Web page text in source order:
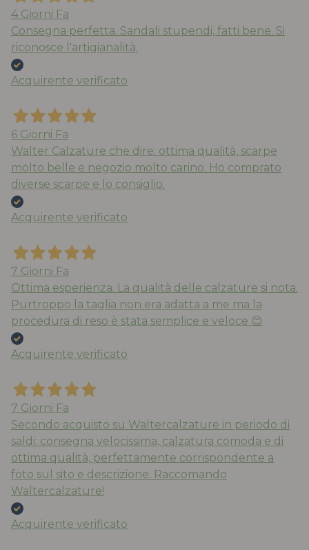
4 Giorni Fa
Consegna perfetta. Sandali stupendi, fatti bene. Si
riconosce l'artigianalità.
Acquirente verificato
6 Giorni Fa
Walter Calzature che dire: ottima qualità, scarpe
molto belle e negozio molto carino. Ho comprato
diverse scarpe e lo consiglio.
Acquirente verificato
7 Giorni Fa
Ottima esperienza. La qualità delle calzature si nota.
Purtroppo la taglia non era adatta a me ma la
procedura di reso è stata semplice e veloce 😊
Acquirente verificato
7 Giorni Fa
Secondo acquisto su Waltercalzature in periodo di
saldi: consegna velocissima, calzatura comoda e di
ottima qualità, perfettamente corrispondente a
foto sul sito e descrizione. Raccomando
Waltercalzature!
Acquirente verificato